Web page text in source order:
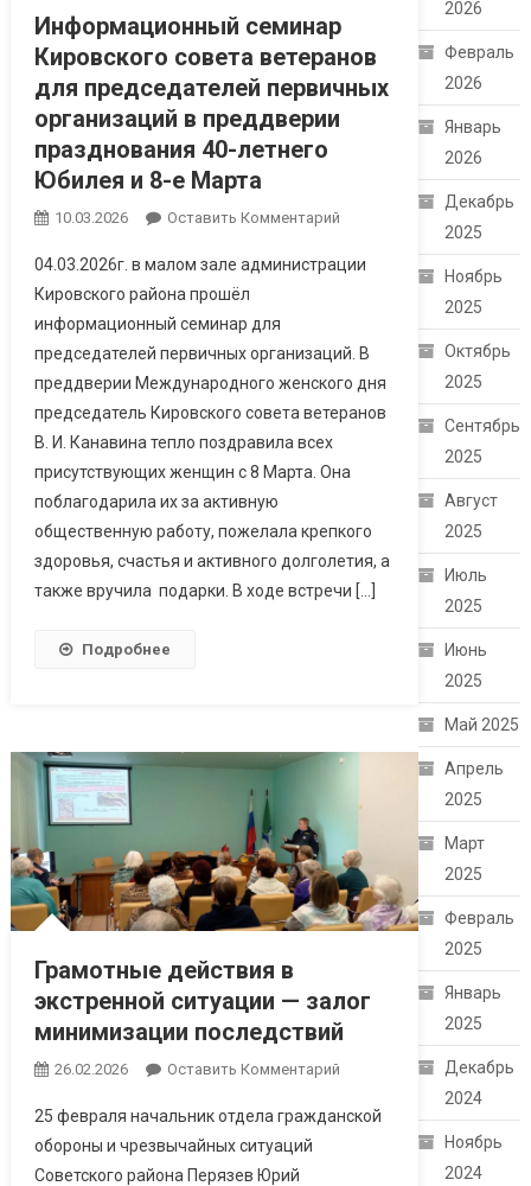
Информационный семинар
Кировского совета ветеранов
для председателей первичных
организаций в преддверии
празднования 40-летнего
Юбилея и 8-е Марта
10.03.2026 Оставить Комментарий
04.03.2026г. в малом зале администрации
Кировского района прошёл
информационный семинар для
председателей первичных организаций. В
преддверии Международного женского дня
председатель Кировского совета ветеранов
В. И. Канавина тепло поздравила всех
присутствующих женщин с 8 Марта. Она
поблагодарила их за активную
общественную работу, пожелала крепкого
здоровья, счастья и активного долголетия, а
также вручила подарки. В ходе встречи […]
Подробнее
Грамотные действия в
экстренной ситуации — залог
минимизации последствий
26.02.2026 Оставить Комментарий
25 февраля начальник отдела гражданской
обороны и чрезвычайных ситуаций
Советского района Перязев Юрий
2026
Февраль
2026
Январь
2026
Декабрь
2025
Ноябрь
2025
Октябрь
2025
Сентябрь
2025
Август
2025
Июль
2025
Июнь
2025
Май 2025
Апрель
2025
Март
2025
Февраль
2025
Январь
2025
Декабрь
2024
Ноябрь
2024